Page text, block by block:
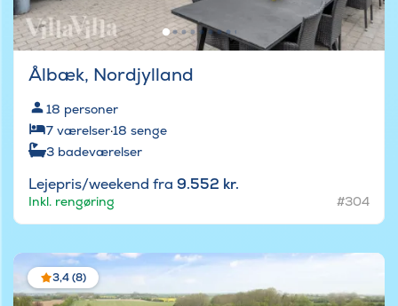
Ålbæk, Nordjylland
18 personer
7 værelser·18 senge
3 badeværelser
Lejepris/weekend fra 9.552 kr.
Inkl. rengøring #304
3,4 (8)